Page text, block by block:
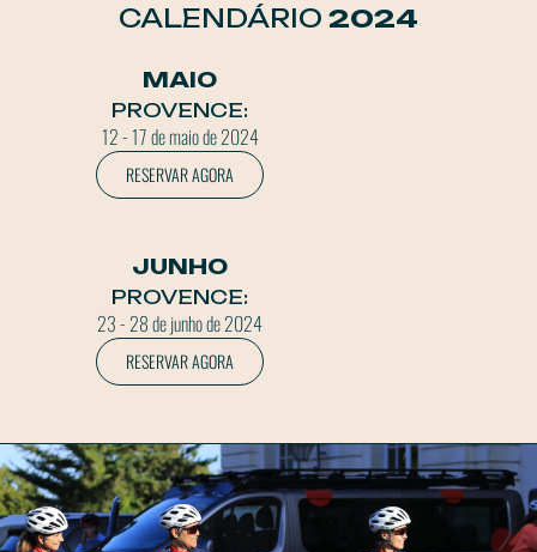
CALENDÁRIO 2024
MAIO
PROVENCE:
12 - 17 de maio de 2024
RESERVAR AGORA
JUNHO
PROVENCE:
23 - 28 de junho de 2024
RESERVAR AGORA